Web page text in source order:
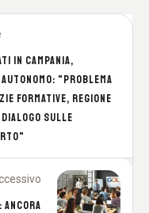
IN CAMPANIA,
"PROBLEMA
FORMATIVE, REGIONE
SULLE
ANCORA